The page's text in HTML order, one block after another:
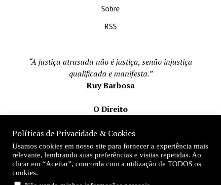
Sobre
RSS
“A justiça atrasada não é justiça, senão injustiça
qualificada e manifesta.”
Ruy Barbosa
O Direito
Mateus Matos
Fundador e Editor-Chefe
Desde 1996
Políticas de Privacidade & Cookies
Usamos cookies em nosso site para fornecer a experiência mais
relevante, lembrando suas preferências e visitas repetidas. Ao
clicar em “Aceitar”, concorda com a utilização de TODOS os
cookies.